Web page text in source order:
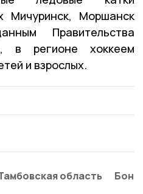
Мичуринск, Моршанск
Правительства
в регионе хоккеем
и взрослых.
область